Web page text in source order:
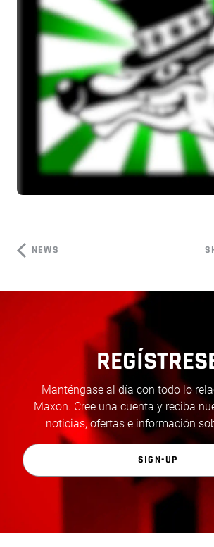
NEWS
Manténgase al día con todo lo
Maxon. Cree una cuenta y reciba
noticias, ofertas e información
SIGN-UP